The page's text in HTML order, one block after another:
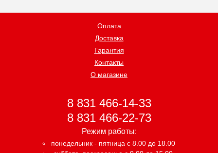
Оплата
Доставка
Гарантия
Контакты
О магазине
8 831 466-14-33
8 831 466-22-73
Режим работы:
понедельник - пятница с 8.00 до 18.00